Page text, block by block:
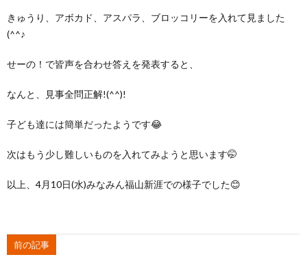
きゅうり、アボカド、アスパラ、ブロッコリーを入れて見ました
(^^♪
せーの！で皆声を合わせ答えを発表すると、
なんと、見事全問正解!(^^)!
子ども達には簡単だったようです😂
次はもう少し難しいものを入れてみようと思います🤭
以上、4月10日(水)みなみん福山新涯での様子でした😊
前の記事